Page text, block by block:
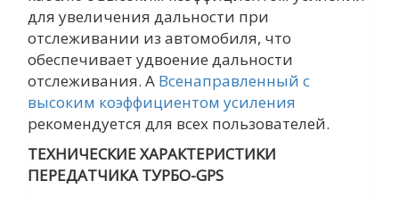
для увеличения дальности при
отслеживании из автомобиля, что
обеспечивает удвоение дальности
отслеживания. А Всенаправленный с
высоким коэффициентом усиления
рекомендуется для всех пользователей.
ТЕХНИЧЕСКИЕ ХАРАКТЕРИСТИКИ
ПЕРЕДАТЧИКА ТУРБО-GPS